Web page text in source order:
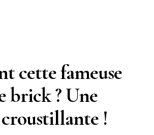
cette fameuse
brick ? Une
!